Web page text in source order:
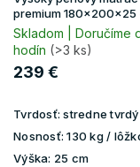
premium 180x200x25
Lavender
Skladom | Doručíme
hodín (>3 ks)
239 €
Tvrdosť: stredne
Nosnosť: 130 kg /
Výška: 25 cm